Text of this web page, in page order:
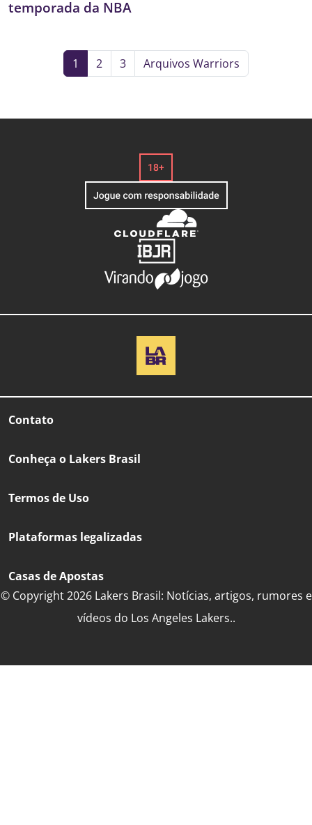
temporada da NBA
1 2 3 Arquivos Warriors
Contato
Conheça o Lakers Brasil
Termos de Uso
Plataformas legalizadas
Casas de Apostas
© Copyright 2026 Lakers Brasil: Notícias, artigos, rumores e
vídeos do Los Angeles Lakers..